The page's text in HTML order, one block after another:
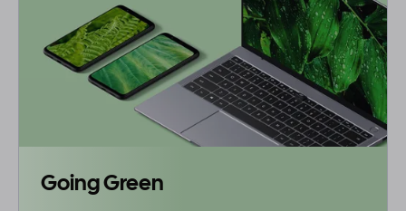
Going Green